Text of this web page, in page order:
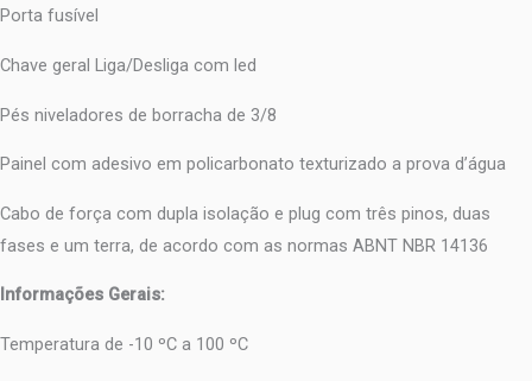
Porta fusível
Chave geral Liga/Desliga com led
Pés niveladores de borracha de 3/8
Painel com adesivo em policarbonato texturizado a prova d’água
Cabo de força com dupla isolação e plug com três pinos, duas
fases e um terra, de acordo com as normas ABNT NBR 14136
Informações Gerais:
Temperatura de -10 ºC a 100 ºC